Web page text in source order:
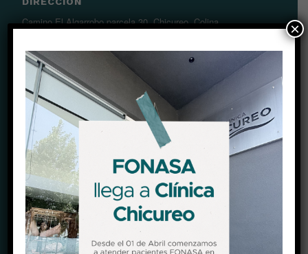
Camino El Algarrobo parcela 30, Chicureo, Colina.
Ver Mapa (Google maps)
HORARIOS
Lunes a viernes
09:00 a 18:30 hrs
Sábado09:00 a 14:00 hrs
×